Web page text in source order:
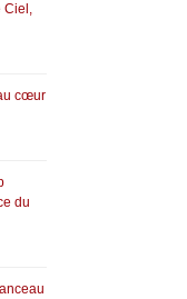
Ciel,
cœur
du